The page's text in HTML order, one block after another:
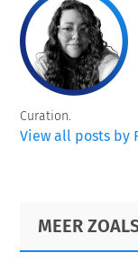
Curation.
View all posts by
Primary
Sidebar
Footer
MEER